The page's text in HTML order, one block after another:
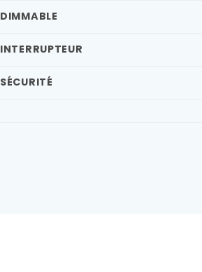
DIMMABLE
INTERRUPTEUR
SÉCURITÉ